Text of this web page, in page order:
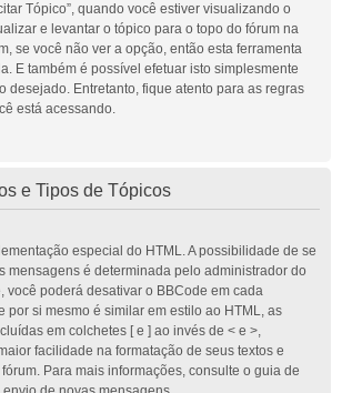
Tópico”, quando você estiver visualizando o
e levantar o tópico para o topo do fórum na
se você não ver a opção, então esta ferramenta
E também é possível efetuar isto simplesmente
desejado. Entretanto, fique atento para as regras
está acessando.
e Tipos de Tópicos
especial do HTML. A possibilidade de se
mensagens é determinada pelo administrador do
você poderá desativar o BBCode em cada
por si mesmo é similar em estilo ao HTML, as
em colchetes [ e ] ao invés de < e >,
facilidade na formatação de seus textos e
Para mais informações, consulte o guia de